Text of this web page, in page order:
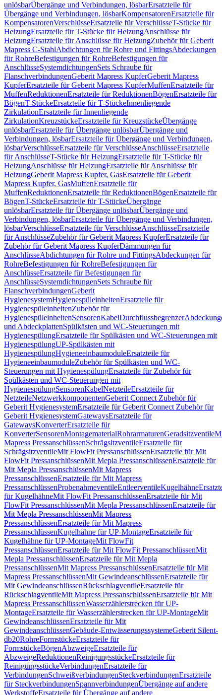
unlösbarÜbergänge und Verbindungen, lösbarErsatzteile für
Übergänge und Verbindungen, lösbarKompensatorenErsatzteile für
KompensatorenVerschlüsseErsatzteile für VerschlüsseT-Stücke für
HeizungErsatzteile für T-Stücke für HeizungAnschlüsse für
HeizungErsatzteile für Anschlüsse für HeizungZubehör für Geberit
Mapress C-StahlAbdichtungen für Rohre und FittingsAbdeckungen
für RohreBefestigungen für RohreBefestigungen für
AnschlüsseSystemdichtungenSets Schraube für
FlanschverbindungenGeberit Mapress KupferGeberit Mapress
KupferErsatzteile für Geberit Mapress KupferMuffenErsatzteile für
MuffenReduktionenErsatzteile für ReduktionenBögenErsatzteile für
BögenT-StückeErsatzteile für T-StückeInnenliegende
ZirkulationErsatzteile für Innenliegende
ZirkulationKreuzstückeErsatzteile für KreuzstückeÜbergänge
unlösbarErsatzteile für Übergänge unlösbarÜbergänge und
Verbindungen, lösbarErsatzteile für Übergänge und Verbindungen,
lösbarVerschlüsseErsatzteile für VerschlüsseAnschlüsseErsatzteile
für AnschlüsseT-Stücke für HeizungErsatzteile für T-Stücke für
HeizungAnschlüsse für HeizungErsatzteile für Anschlüsse für
HeizungGeberit Mapress Kupfer, GasErsatzteile für Geberit
Mapress Kupfer, GasMuffenErsatzteile für
MuffenReduktionenErsatzteile für ReduktionenBögenErsatzteile für
BögenT-StückeErsatzteile für T-StückeÜbergänge
unlösbarErsatzteile für Übergänge unlösbarÜbergänge und
Verbindungen, lösbarErsatzteile für Übergänge und Verbindungen,
lösbarVerschlüsseErsatzteile für VerschlüsseAnschlüsseErsatzteile
für AnschlüsseZubehör für Geberit Mapress KupferErsatzteile für
Zubehör für Geberit Mapress KupferDämmungen für
AnschlüsseAbdichtungen für Rohre und FittingsAbdeckungen für
RohreBefestigungen für RohreBefestigungen für
AnschlüsseErsatzteile für Befestigungen für
AnschlüsseSystemdichtungenSets Schraube für
FlanschverbindungenGeberit
HygienesystemHygienespüleinheitenErsatzteile für
HygienespüleinheitenZubehör für
HygienespüleinheitenSensorenKabelDurchflussbegrenzer
und AbdeckplattenSpülkästen und WC-Steuerungen mit
HygienespülungErsatzteile für Spülkästen und WC-Steuerungen mit
HygienespülungUP-Spülkästen mit
HygienespülungHygieneeinbaumoduleErsatzteile für
HygieneeinbaumoduleZubehör für Spülkästen und WC-
Steuerungen mit HygienespülungErsatzteile für Zubehör für
Spülkästen und WC-Steuerungen mit
HygienespülungSensorenKabelNetzteileErsatzteile für
NetzteileNetzwerkkomponentenGeberit Connect Zubehör für
Geberit HygienesystemErsatzteile für Geberit Connect Zubehör für
Geberit HygienesystemGatewaysErsatzteile für
GatewaysKonverterErsatzteile für
KonverterSensorenMontagematerialRohrarmaturenGeradsitzventile
Mapress PressanschlüssenSchrägsitzventileErsatzteile für
SchrägsitzventileMit FlowFit PressanschlüssenErsatzteile für Mit
FlowFit PressanschlüssenMit Mepla PressanschlüssenErsatzteile für
Mit Mepla PressanschlüssenMit Mapress
PressanschlüssenErsatzteile für Mit Mapress
PressanschlüssenProbenahmeventileEntleerventileKugelhähne
für KugelhähneMit FlowFit PressanschlüssenErsatzteile für Mit
FlowFit PressanschlüssenMit Mepla PressanschlüssenErsatzteile für
Mit Mepla PressanschlüssenMit Mapress
PressanschlüssenErsatzteile für Mit Mapress
PressanschlüssenKugelhähne für UP-MontageErsatzteile für
Kugelhähne für UP-MontageMit FlowFit
PressanschlüssenErsatzteile für Mit FlowFit PressanschlüssenMit
Mepla PressanschlüssenErsatzteile für Mit Mepla
PressanschlüssenMit Mapress PressanschlüssenErsatzteile für Mit
Mapress PressanschlüssenMit GewindeanschlüssenErsatzteile für
Mit GewindeanschlüssenRückschlagventileErsatzteile für
RückschlagventileMit Mapress PressanschlüssenErsatzteile für Mit
Mapress PressanschlüssenWasserzählerstrecken für UP-
MontageErsatzteile für Wasserzählerstrecken für UP-MontageMit
GewindeanschlüssenErsatzteile für Mit
GewindeanschlüssenGebäude-EntwässerungssystemeGeberit Silent-
db20RohreFormstückeErsatzteile für
FormstückeBögenAbzweigeErsatzteile für
AbzweigeReduktionenReinigungsstückeErsatzteile für
ReinigungsstückeVerbindungenErsatzteile für
VerbindungenSchweißverbindungenSteckverbindungenErsatzteile
für SteckverbindungenSpannverbindungenÜbergänge auf andere
WerkstoffeErsatzteile für Übergänge auf andere